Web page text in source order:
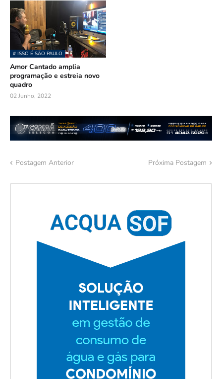
# ISSO É SÃO PAULO
Amor Cantado amplia
programação e estreia novo
quadro
02 Junho, 2022
Postagem Anterior Próxima Postagem